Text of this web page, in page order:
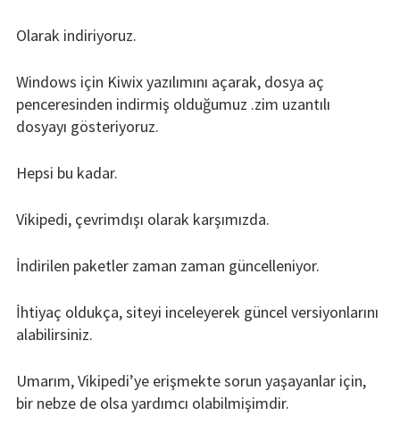
Olarak indiriyoruz.
Windows için Kiwix yazılımını açarak, dosya aç
penceresinden indirmiş olduğumuz .zim uzantılı
dosyayı gösteriyoruz.
Hepsi bu kadar.
Vikipedi, çevrimdışı olarak karşımızda.
İndirilen paketler zaman zaman güncelleniyor.
İhtiyaç oldukça, siteyi inceleyerek güncel versiyonlarını
alabilirsiniz.
Umarım, Vikipedi’ye erişmekte sorun yaşayanlar için,
bir nebze de olsa yardımcı olabilmişimdir.